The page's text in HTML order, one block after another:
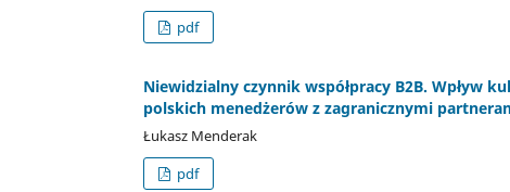
pdf
Niewidzialny czynnik współpracy B2B. Wpływ
polskich menedżerów z zagranicznymi
Łukasz Menderak
pdf